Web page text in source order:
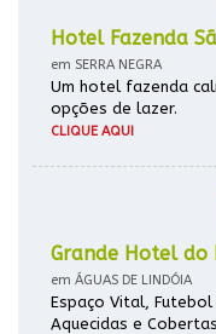
Hotel Fazenda
em SERRA NEGRA
Um hotel fazenda
opções de lazer.
CLIQUE AQUI
Grande Hotel do
em ÁGUAS DE LINDÓIA
Espaço Vital,
Aquecidas e